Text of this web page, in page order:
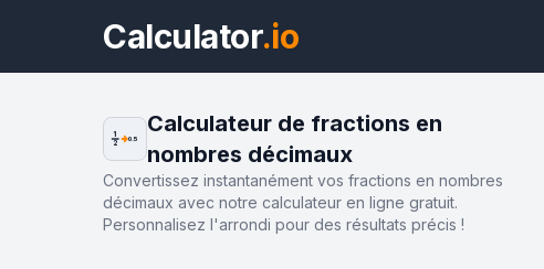
Calculator.io
1
2
0.5
Calculateur de fractions en
nombres décimaux
Convertissez instantanément vos fractions en nombres
décimaux avec notre calculateur en ligne gratuit.
Personnalisez l'arrondi pour des résultats précis !